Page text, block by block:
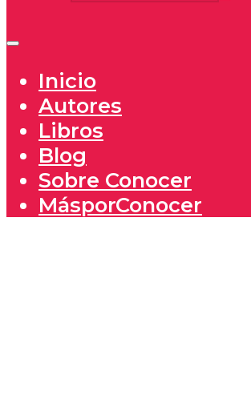
Inicio
Autores
Libros
Blog
Sobre Conocer
MásporConocer